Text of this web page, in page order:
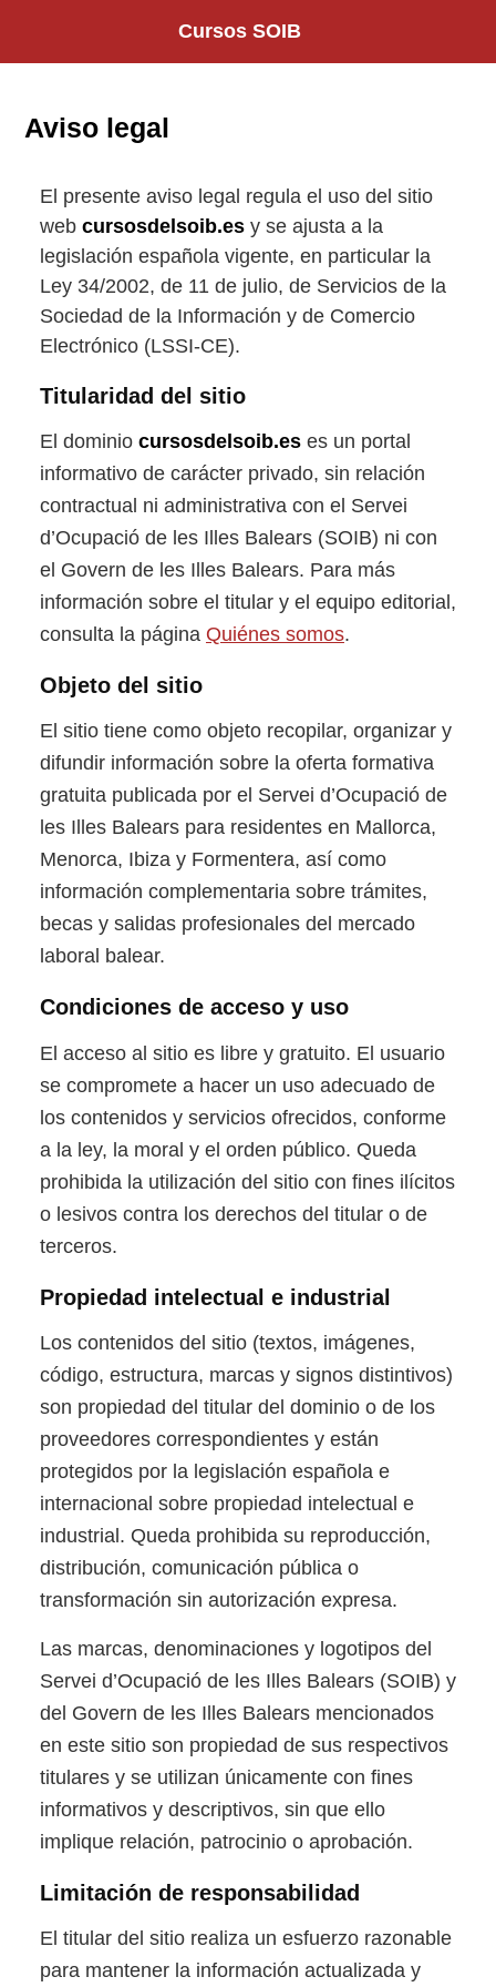
Cursos SOIB
Aviso legal
El presente aviso legal regula el uso del sitio
web cursosdelsoib.esy se ajusta a la
legislación española vigente, en particular la
Ley 34/2002, de 11 de julio, de Servicios de la
Sociedad de la Información y de Comercio
Electrónico (LSSI-CE).
Titularidad del sitio
El dominio cursosdelsoib.eses un portal
informativo de carácter privado, sin relación
contractual ni administrativa con el Servei
d’Ocupació de les Illes Balears (SOIB) ni con
el Govern de les Illes Balears. Para más
información sobre el titular y el equipo editorial,
consulta la página Quiénes somos.
Objeto del sitio
El sitio tiene como objeto recopilar, organizar y
difundir información sobre la oferta formativa
gratuita publicada por el Servei d’Ocupació de
les Illes Balears para residentes en Mallorca,
Menorca, Ibiza y Formentera, así como
información complementaria sobre trámites,
becas y salidas profesionales del mercado
laboral balear.
Condiciones de acceso y uso
El acceso al sitio es libre y gratuito. El usuario
se compromete a hacer un uso adecuado de
los contenidos y servicios ofrecidos, conforme
a la ley, la moral y el orden público. Queda
prohibida la utilización del sitio con fines ilícitos
o lesivos contra los derechos del titular o de
terceros.
Propiedad intelectual e industrial
Los contenidos del sitio (textos, imágenes,
código, estructura, marcas y signos distintivos)
son propiedad del titular del dominio o de los
proveedores correspondientes y están
protegidos por la legislación española e
internacional sobre propiedad intelectual e
industrial. Queda prohibida su reproducción,
distribución, comunicación pública o
transformación sin autorización expresa.
Las marcas, denominaciones y logotipos del
Servei d’Ocupació de les Illes Balears (SOIB) y
del Govern de les Illes Balears mencionados
en este sitio son propiedad de sus respectivos
titulares y se utilizan únicamente con fines
informativos y descriptivos, sin que ello
implique relación, patrocinio o aprobación.
Limitación de responsabilidad
El titular del sitio realiza un esfuerzo razonable
para mantener la información actualizada y